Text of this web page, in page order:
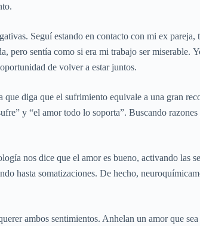
Seguí estando en contacto con mi ex
sentía como si era mi trabajo ser miserable.
de volver a estar juntos.
diga que el sufrimiento equivale a una gran
y “el amor todo lo soporta”. Buscando
nos dice que el amor es bueno, activando las
hasta somatizaciones. De hecho,
ambos sentimientos. Anhelan un amor que